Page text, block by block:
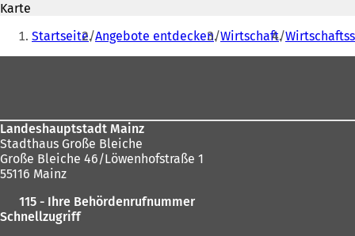
n
e
t
i
Karte
Sie
befinden
Startseite Angebote entdecken Wirtschaft
Landeshauptstadt Mainz
Stadthaus Große Bleiche
Große Bleiche 46/Löwenhofstraße 1
55116 Mainz
115 - Ihre Behördenrufnummer
Schnellzugriff